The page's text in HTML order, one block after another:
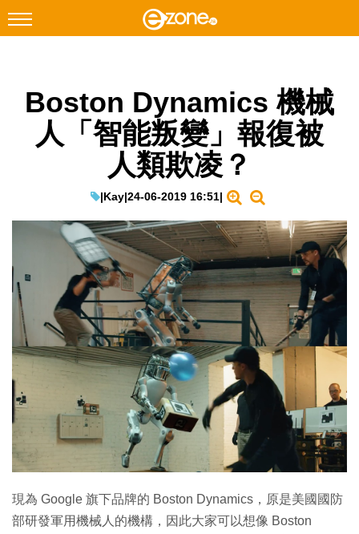
Facebook Instagram
科技焦點
教學評測
IT Times
生成式AI與雲端應用
Enterprise Digital Transformation
特集
Boston Dynamics 機械
人「智能叛變」報復被
人類欺凌？
|Kay|24-06-2019 16:51|
現為 Google 旗下品牌的 Boston Dynamics，原是美國國防
部研發軍用機械人的機構，因此大家可以想像 Boston